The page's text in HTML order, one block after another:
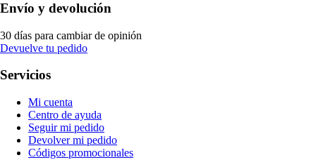
Envío y devolución
30 días para cambiar de opinión
Devuelve tu pedido
Servicios
Mi cuenta
Centro de ayuda
Seguir mi pedido
Devolver mi pedido
Códigos promocionales